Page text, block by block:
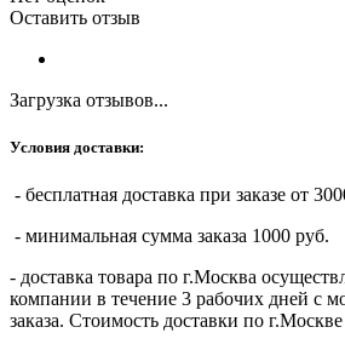
Оставить отзыв
Загрузка отзывов...
Условия доставки:
- бесплатная доставка при заказе от
- минимальная сумма заказа 1000 руб.
- доставка товара по г.Москва
компании в течение 3 рабочих дней с
заказа. Стоимость доставки по